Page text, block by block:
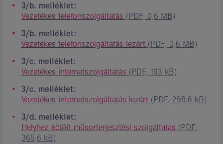
3/b. melléklet:
Vezetékes telefonszolgáltatás (PDF, 0,6 MB)
3/b. melléklet:
Vezetékes telefonszolgáltatás lezárt (PDF, 0,6 MB)
3/c. melléklet:
Vezetékes internetszolgáltatás (PDF, 193 kB)
3/c. melléklet:
Vezetékes internetszolgáltatás lezárt (PDF, 298,6 kB)
3/d. melléklet:
Helyhez kötött műsorterjesztési szolgáltatás (PDF,
365,6 kB)